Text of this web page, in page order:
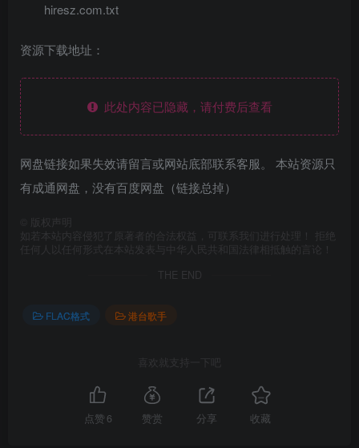
hiresz.com.txt
资源下载地址：
此处内容已隐藏，请付费后查看
网盘链接如果失效请留言或网站底部联系客服。 本站资源只
有成通网盘，没有百度网盘（链接总掉）
版权声明
如若本站内容侵犯了原著者的合法权益，可联系我们进行处理！ 拒绝
任何人以任何形式在本站发表与中华人民共和国法律相抵触的言论！
THE END
FLAC格式 港台歌手
喜欢就支持一下吧
点赞 6 赞赏 分享 收藏